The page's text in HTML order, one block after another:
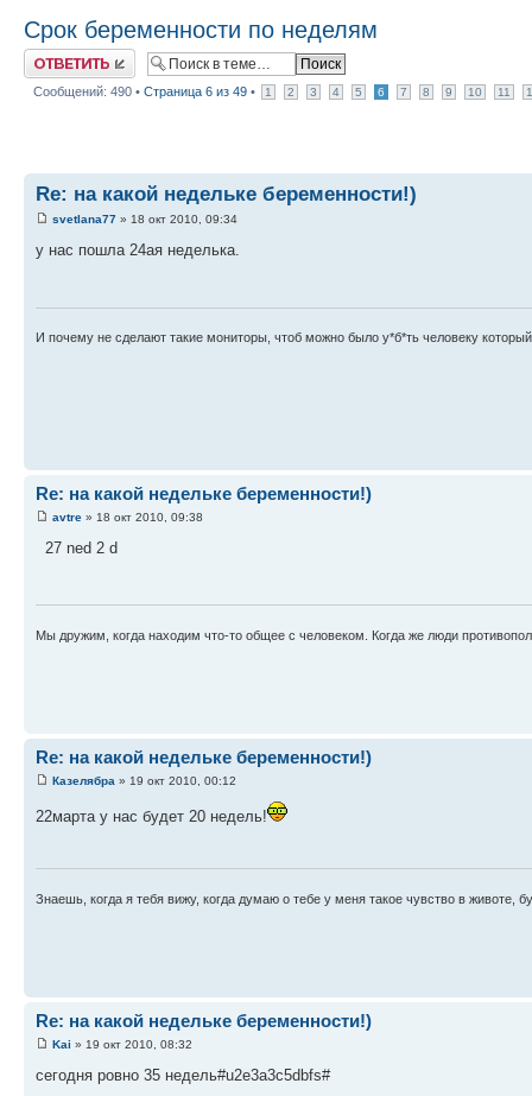
Срок беременности по неделям
Ответить
Сообщений: 490 • Страница 6 из 49 • 1 2 3 4 5 6 7 8 9 10 11
Re: на какой недельке беременности!)
svetlana77 » 18 окт 2010, 09:34
у нас пошла 24ая неделька.
И почему не сделают такие мониторы, чтоб можно было у*б*ть человеку
Re: на какой недельке беременности!)
avtre » 18 окт 2010, 09:38
27 ned 2 d
Мы дружим, когда находим что-то общее с человеком. Когда же люди
Re: на какой недельке беременности!)
Кaзeлябрa » 19 окт 2010, 00:12
22марта у нас будет 20 недель!
Знаешь, когда я тебя вижу, когда думаю о тебе у меня такое чувство в животе,
Re: на какой недельке беременности!)
Kai » 19 окт 2010, 08:32
сегодня ровно 35 недель#u2e3a3c5dbfs#